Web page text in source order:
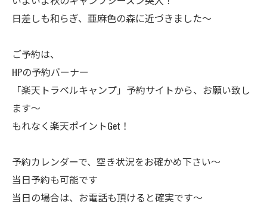
日差しも和らぎ、亜麻色の森に近づきました～
ご予約は、
HPの予約バーナー
「楽天トラベルキャンプ」予約サイトから、お願い致し
ます～
もれなく楽天ポイントGet！
予約カレンダーで、空き状況をお確かめ下さい～
当日予約も可能です
当日の場合は、お電話も頂けると確実です～